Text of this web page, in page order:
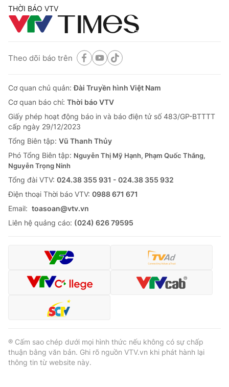
THỜI BÁO VTV
Theo dõi báo trên
Cơ quan chủ quản:Đài Truyền hình Việt Nam
Cơ quan báo chí: Thời báo VTV
Giấy phép hoạt động báo in và báo điện tử số 483/GP-BTTTT
cấp ngày 29/12/2023
Tổng Biên tập: Vũ Thanh Thủy
Phó Tổng Biên tập: Nguyễn Thị Mỹ Hạnh, Phạm Quốc Thắng,
Nguyễn Trọng Ninh
Tổng đài VTV: 024.38 355 931 - 024.38 355 932
Ðiện thoại Thời báo VTV: 0988 671 671
Email: toasoan@vtv.vn
Liên hệ quảng cáo: (024) 626 79595
® Cấm sao chép dưới mọi hình thức nếu không có sự chấp
thuận bằng văn bản. Ghi rõ nguồn VTV.vn khi phát hành lại
thông tin từ website này.